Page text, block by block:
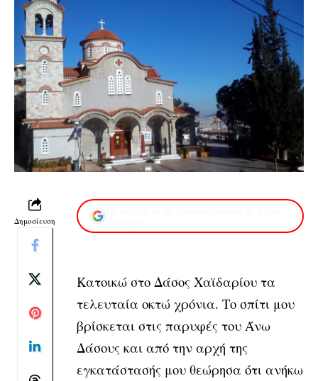
Δημοσίευση
Κατοικώ στο Δάσος Χαϊδαρίου τα
τελευταία οκτώ χρόνια. Το σπίτι μου
βρίσκεται στις παρυφές του Άνω
Δάσους και από την αρχή της
εγκατάστασής μου θεώρησα ότι ανήκω